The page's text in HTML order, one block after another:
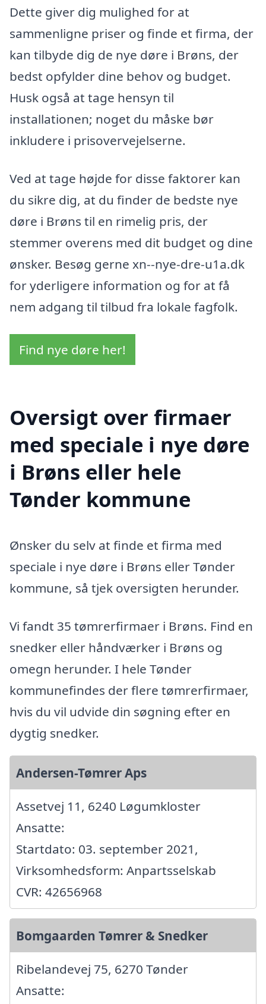
Dette giver dig mulighed for at
sammenligne priser og finde et firma, der
kan tilbyde dig de nye døre i Brøns, der
bedst opfylder dine behov og budget.
Husk også at tage hensyn til
installationen; noget du måske bør
inkludere i prisovervejelserne.
Ved at tage højde for disse faktorer kan
du sikre dig, at du finder de bedste nye
døre i Brøns til en rimelig pris, der
stemmer overens med dit budget og dine
ønsker. Besøg gerne xn--nye-dre-u1a.dk
for yderligere information og for at få
nem adgang til tilbud fra lokale fagfolk.
Find nye døre her!
Oversigt over firmaer
med speciale i nye døre
i Brøns eller hele
Tønder kommune
Ønsker du selv at finde et firma med
speciale i nye døre i Brøns eller Tønder
kommune, så tjek oversigten herunder.
Vi fandt 35 tømrerfirmaer i Brøns. Find en
snedker eller håndværker i Brøns og
omegn herunder. I hele Tønder
kommunefindes der flere tømrerfirmaer,
hvis du vil udvide din søgning efter en
dygtig snedker.
Andersen-Tømrer Aps
Assetvej 11, 6240 Løgumkloster
Ansatte:
Startdato: 03. september 2021,
Virksomhedsform: Anpartsselskab
CVR: 42656968
Bomgaarden Tømrer & Snedker
Ribelandevej 75, 6270 Tønder
Ansatte: